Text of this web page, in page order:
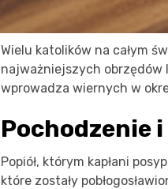
Wielu katolików na całym
najważniejszych obrzędów
wprowadza wiernych w
Pochodzenie
Popiół, którym kapłani
które zostały